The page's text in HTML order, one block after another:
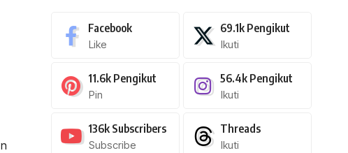
Facebook
Like
69.1k Pengikut
Ikuti
11.6k Pengikut
Pin
56.4k Pengikut
Ikuti
136k Subscribers
Subscribe
Threads
Ikuti